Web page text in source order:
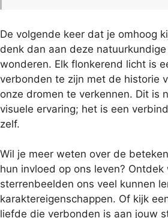
De volgende keer dat je omhoog
denk dan aan deze
wonderen. Elk flonkerend licht is
verbonden te zijn met de historie
onze dromen te verkennen. Dit is
visuele ervaring; het is een
zelf.
Wil je meer weten over de
hun invloed op ons leven? Ontdek
sterrenbeelden ons veel kunnen
karaktereigenschappen. Of kijk
liefde die verbonden is aan jouw